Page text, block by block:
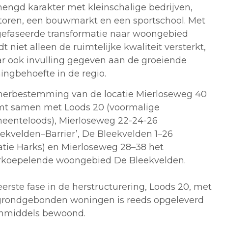
karakter met kleinschalige bedrijven,
een bouwmarkt en een sportschool. Met
transformatie naar woongebied
niet alleen de ruimtelijke kwaliteit versterkt,
ook invulling gegeven aan de groeiende
in de regio.
van de locatie Mierloseweg 40
samen met Loods 20 (voormalige
Mierloseweg 22-24-26
De Bleekvelden 1–26
Harks) en Mierloseweg 28–38 het
woongebied De Bleekvelden.
fase in de herstructurering, Loods 20, met
woningen is reeds opgeleverd
bewoond.